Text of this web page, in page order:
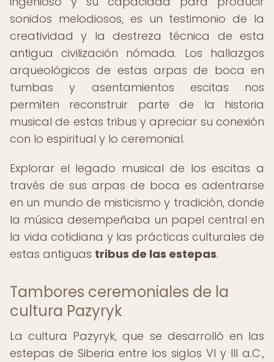
sonidos melodiosos, es un testimonio de la
creatividad y la destreza técnica de esta
antigua civilización nómada. Los hallazgos
arqueológicos de estas arpas de boca en
tumbas y asentamientos escitas nos
permiten reconstruir parte de la historia
musical de estas tribus y apreciar su conexión
con lo espiritual y lo ceremonial.
Explorar el legado musical de los escitas a
través de sus arpas de boca es adentrarse
en un mundo de misticismo y tradición, donde
la música desempeñaba un papel central en
la vida cotidiana y las prácticas culturales de
estas antiguas tribus de las estepas.
Tambores ceremoniales de la
cultura Pazyryk
La cultura Pazyryk, que se desarrolló en las
estepas de Siberia entre los siglos VI y III a.C.,